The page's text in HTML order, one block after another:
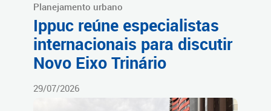
Planejamento urbano
Ippuc reúne especialistas
internacionais para discutir
Novo Eixo Trinário
29/07/2026